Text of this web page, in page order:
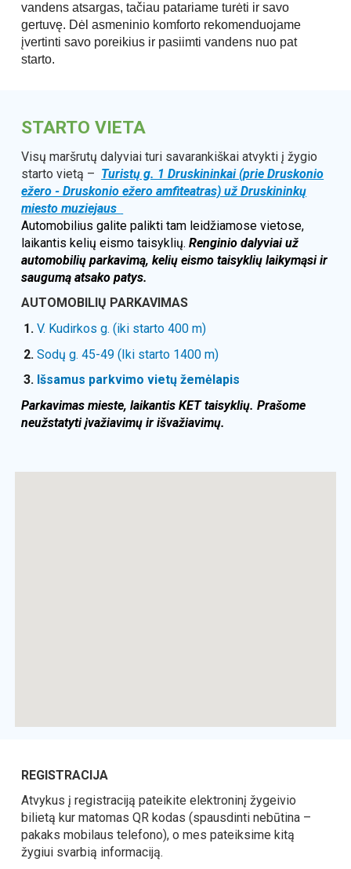
vandens atsargas, tačiau patariame turėti ir savo
gertuvę. Dėl asmeninio komforto rekomenduojame
įvertinti savo poreikius ir pasiimti vandens nuo pat
starto.
STARTO VIETA
Visų maršrutų dalyviai turi savarankiškai atvykti į žygio
starto vietą – Turistų g. 1 Druskininkai (prie Druskonio
ežero - Druskonio ežero amfiteatras) už Druskininkų
miesto muziejaus
Automobilius galite paliktitam leidžiamose vietose,
laikantis kelių eismo taisyklių. Renginio dalyviai už
automobilių parkavimą, kelių eismo taisyklių laikymąsi ir
saugumą atsako patys.
AUTOMOBILIŲ PARKAVIMAS
V. Kudirkos g. (iki starto 400 m)
Sodų g. 45-49 (Iki starto 1400 m)
Išsamus parkvimo vietų žemėlapis
Parkavimas mieste, laikantis KET taisyklių. Prašome
neužstatyti įvažiavimų ir išvažiavimų.
REGISTRACIJA
Atvykus į registraciją pateikite elektroninį žygeivio
bilietą kur matomas QR kodas (spausdinti nebūtina –
pakaks mobilaus telefono), o mes pateiksime kitą
žygiui svarbią informaciją.